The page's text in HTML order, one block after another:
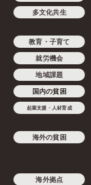
多文化共生
教育・子育て
就労機会
地域課題
国内の貧困
起業支援・人材育成
海外の貧困
海外拠点